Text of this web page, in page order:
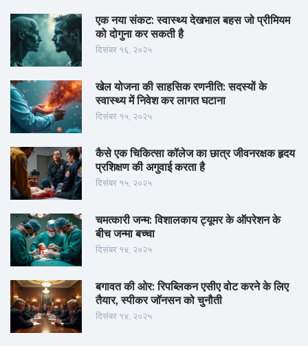
एक नया संकट: स्वास्थ्य देखभाल बहस जो प्रीमियम
को दोगुना कर सकती है
दिसंबर १६, २०२५
खेल योजना की साहसिक रणनीति: सदस्यों के
स्वास्थ्य में निवेश कर लागत घटाना
दिसंबर १५, २०२५
कैसे एक चिकित्सा कॉलेज का छात्र जीवनरक्षक हृदय
प्रशिक्षण की अगुवाई करता है
दिसंबर १५, २०२५
चमत्कारी जन्म: विशालकाय ट्यूमर के ऑपरेशन के
बीच जन्मा बच्चा
दिसंबर १४, २०२५
बगावत की ओर: रिपब्लिकन एसीए वोट करने के लिए
तैयार, स्पीकर जॉनसन को चुनौती
दिसंबर १४, २०२५